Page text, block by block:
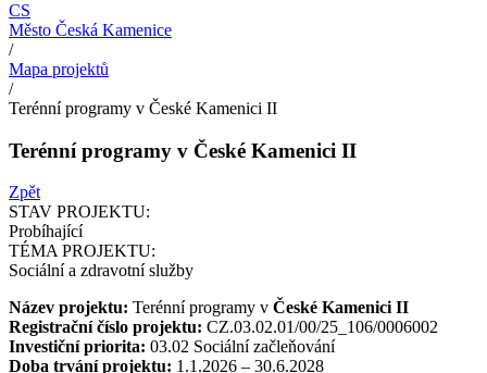
CS
Město Česká Kamenice
/
Mapa projektů
/
Terénní programy v České Kamenici II
Terénní programy v České Kamenici II
Zpět
STAV PROJEKTU:
Probíhající
TÉMA PROJEKTU:
Sociální a zdravotní služby
Název projektu: Terénní programy v České Kamenici II
Registrační číslo projektu: CZ.03.02.01/00/25_106/0006002
Investiční priorita: 03.02 Sociální začleňování
Doba trvání projektu: 1.1.2026 – 30.6.2028